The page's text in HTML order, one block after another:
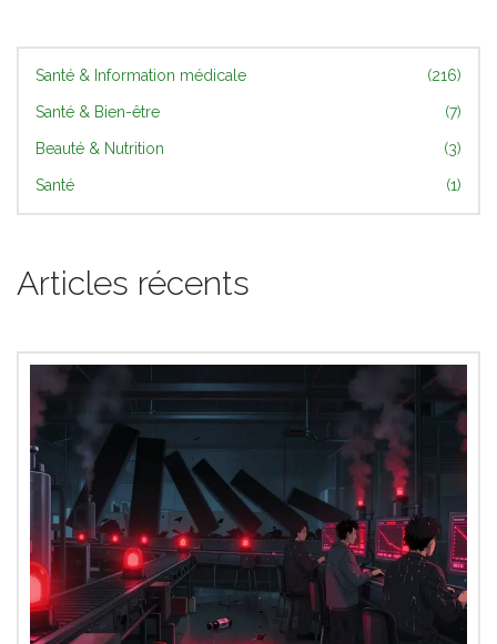
Santé & Information médicale (216)
Santé & Bien-être (7)
Beauté & Nutrition (3)
Santé (1)
Articles récents